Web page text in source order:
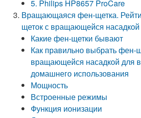
5. Philips HP8657 ProCare
Вращающаяся фен-щетка.
щеток с вращающейся насадкой
Какие фен-щетки бывают
Как правильно выбрать фен-
вращающейся насадкой для
домашнего использования
Мощность
Встроенные режимы
Функция ионизации